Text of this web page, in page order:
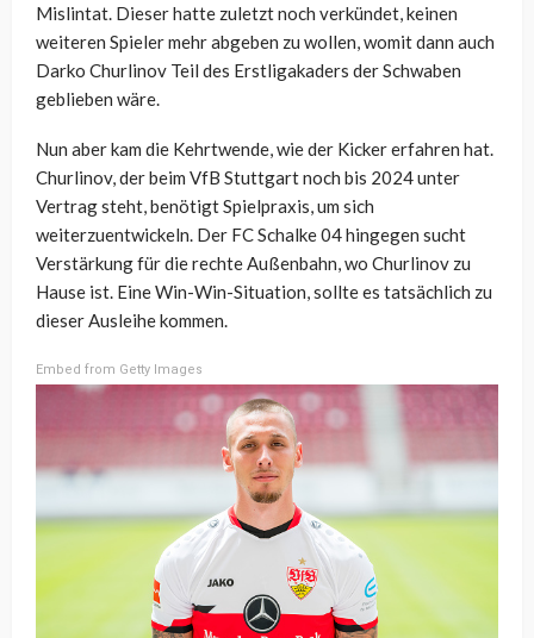
Mislintat. Dieser hatte zuletzt noch verkündet, keinen
weiteren Spieler mehr abgeben zu wollen, womit dann auch
Darko Churlinov Teil des Erstligakaders der Schwaben
geblieben wäre.
Nun aber kam die Kehrtwende, wie der Kicker erfahren hat.
Churlinov, der beim VfB Stuttgart noch bis 2024 unter
Vertrag steht, benötigt Spielpraxis, um sich
weiterzuentwickeln. Der FC Schalke 04 hingegen sucht
Verstärkung für die rechte Außenbahn, wo Churlinov zu
Hause ist. Eine Win-Win-Situation, sollte es tatsächlich zu
dieser Ausleihe kommen.
Embed from Getty Images